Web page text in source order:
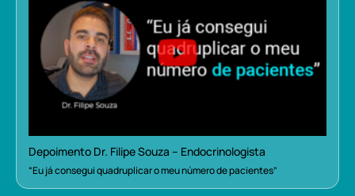
Depoimento Dr. Filipe Souza – Endocrinologista
“Eu já consegui quadruplicar o meu número de pacientes”